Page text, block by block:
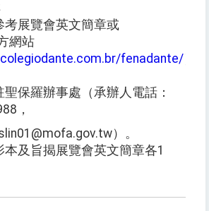
考展覽會英文簡章或
網站
fenadante/
保羅辦事處（承辦人電話：
，
）。
及旨揭展覽會英文簡章各1